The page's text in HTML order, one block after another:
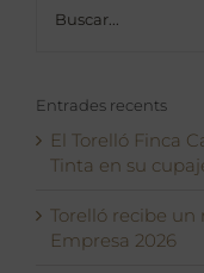
Entrades recents
El Torelló Finca
Tinta en su
Torelló recibe un
Empresa 2026